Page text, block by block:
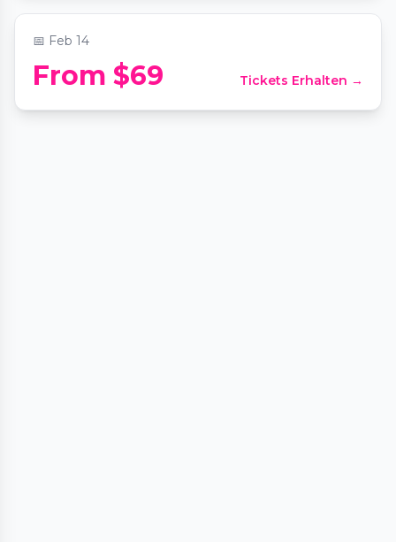
📅 Feb 14
From $69 Tickets Erhalten →